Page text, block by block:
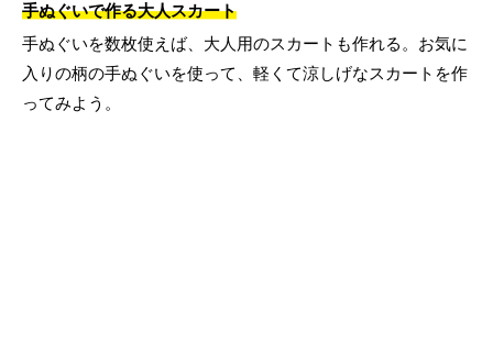
手ぬぐいで作る大人スカート
手ぬぐいを数枚使えば、大人用のスカートも作れる。お気に
入りの柄の手ぬぐいを使って、軽くて涼しげなスカートを作
ってみよう。